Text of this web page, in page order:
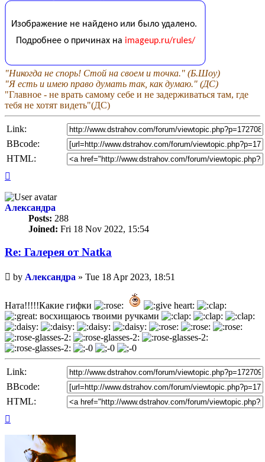
"Никогда не спорь! Стой на своем и точка." (Б.Шоу)
"Я есть и имею право думать так, как думаю." (ДС)
"Главное - не врать самому себе и не задерживаться там, где
тебя не хотят видеть"(ДС)
Link:
BBcode:
HTML:
Александра
Posts: 288
Joined: Fri 18 Nov 2022, 15:54
Re: Галерея от Natka
Unread
post
by Александра » Tue 18 Apr 2023, 18:51
Ната!!!!!Какие гифки
восхищаюсь твоими ручками
Link:
BBcode:
HTML: